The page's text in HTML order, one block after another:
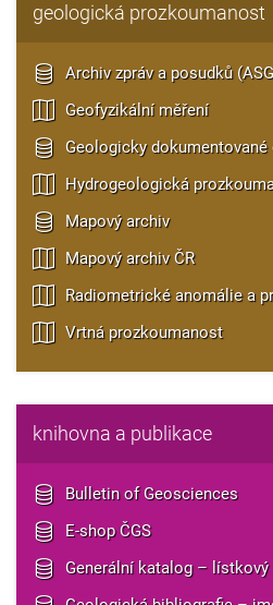
geologická prozkoumanost
Archiv zpráv a posudků
Geofyzikální měření
Geologicky dokumentované
Hydrogeologická
Mapový archiv
Mapový archiv ČR
Radiometrické anomálie a
Vrtná prozkoumanost
knihovna a publikace
Bulletin of Geosciences
E-shop ČGS
Generální katalog – lístkový